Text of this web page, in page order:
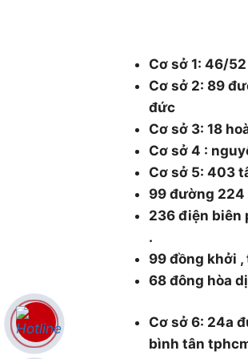
Cơ sở 1: 46/
Cơ sở 2: 89
đức
Cơ sở 3: 18
Cơ sở 4 :
Cơ sở 5: 403
99 đường 224
236 điện biên
.
99 đồng khởi ,
68 đông hòa
Cơ sở 6: 24a
bình tân